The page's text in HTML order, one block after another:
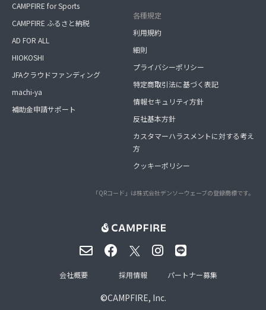
CAMPFIRE for Sports
CAMPFIRE ふるさと納税
AD FOR ALL
HIOKOSHI
JFAクラウドファンディング
machi-ya
補助金申請サポート
各種規定
利用規約
細則
プライバシーポリシー
特定商取引法に基づく表記
情報セキュリティ方針
反社基本方針
カスタマーハラスメントに対する考え
方
クッキーポリシー
「QRコード」は株式会社デンソーウェーブの登録商標です。
©CAMPFIRE, Inc.
会社概要 採用情報 パートナー募集